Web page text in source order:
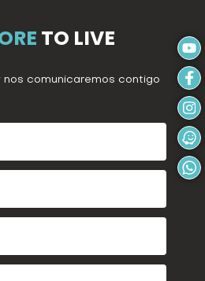
TO LIVE
nos comunicaremos contigo